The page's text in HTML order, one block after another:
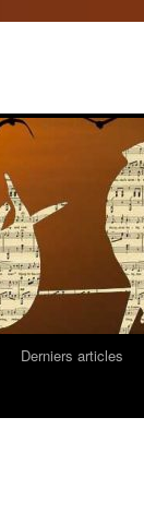
Derniers articles